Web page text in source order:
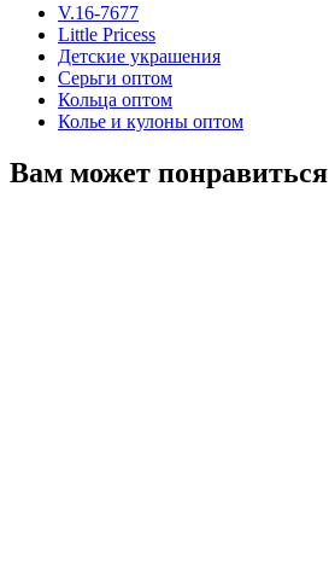
V.16-7677
Little Pricess
Детские украшения
Серьги оптом
Кольца оптом
Колье и кулоны оптом
Вам может понравиться